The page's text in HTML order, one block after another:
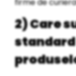
2) Care